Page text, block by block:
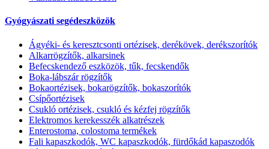
Gyógyászati segédeszközök
Ágyéki- és keresztcsonti ortézisek, derékövek, derékszorítók
Alkarrögzítők, alkarsinek
Befecskendező eszközök, tűk, fecskendők
Boka-lábszár rögzítők
Bokaortézisek, bokarögzítők, bokaszorítók
Csípőortézisek
Csukló ortézisek, csukló és kézfej rögzítők
Elektromos kerekesszék alkatrészek
Enterostoma, colostoma termékek
Fali kapaszkodók, WC kapaszkodók, fürdőkád kapaszodók